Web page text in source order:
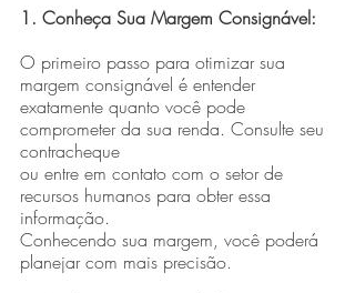
1. Conheça Sua Margem Consignável:
O primeiro passo para otimizar sua
margem consignável é entender
exatamente quanto você pode
comprometer da sua renda. Consulte seu
contracheque
ou entre em contato com o setor de
recursos humanos para obter essa
informação.
Conhecendo sua margem, você poderá
planejar com mais precisão.